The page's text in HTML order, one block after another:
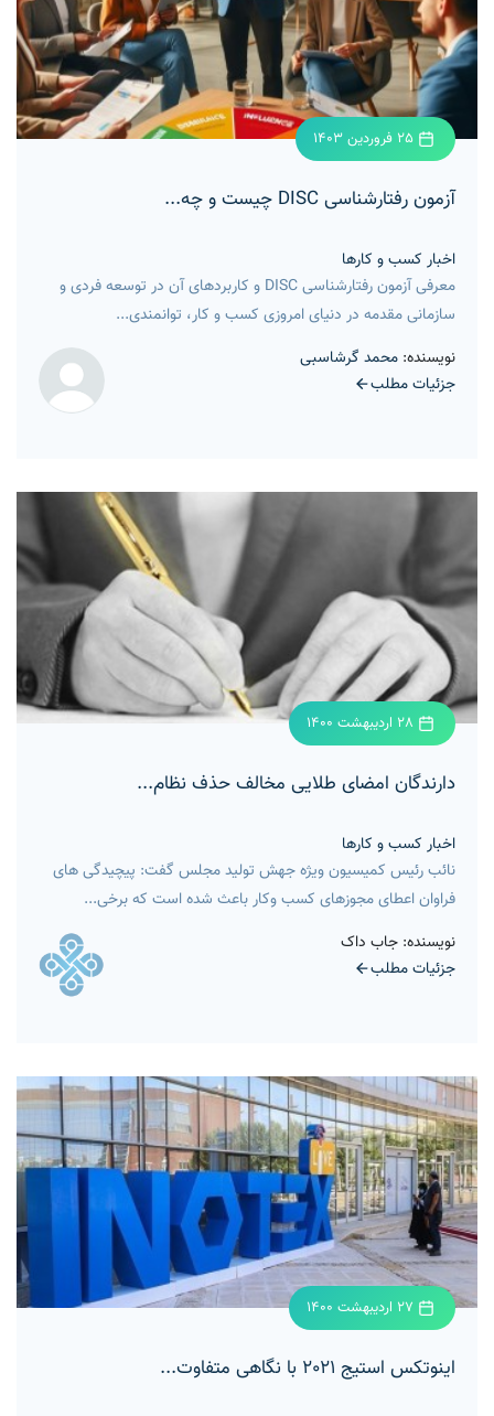
آزمون رفتارشناسی DISC چیست و چه...
اخبار کسب و کارها
معرفی آزمون رفتارشناسی DISC و کاربردهای آن در توسعه فردی و
سازمانی مقدمه در دنیای امروزی کسب و کار، توانمندی...
نویسنده: محمد گرشاسبی
جزئیات مطلب
دارندگان امضای طلایی مخالف حذف نظام...
اخبار کسب و کارها
نائب رئیس کمیسیون ویژه جهش تولید مجلس گفت: پیچیدگی های
فراوان اعطای مجوزهای کسب وکار باعث شده است که برخی...
نویسنده: جاب داک
جزئیات مطلب
اینوتکس استیج 2021 با نگاهی متفاوت...